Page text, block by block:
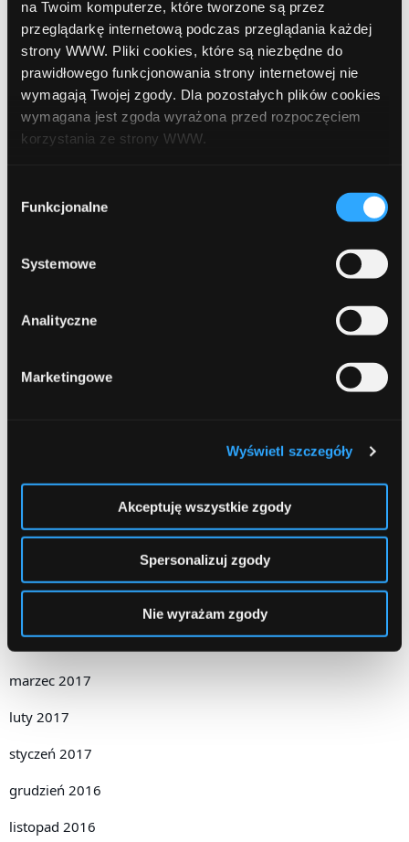
na Twoim komputerze, które tworzone są przez
przeglądarkę internetową podczas przeglądania każdej
strony WWW. Pliki cookies, które są niezbędne do
prawidłowego funkcjonowania strony internetowej nie
wymagają Twojej zgody. Dla pozostałych plików cookies
wymagana jest zgoda wyrażona przed rozpoczęciem
korzystania ze strony WWW.
formy korzystania z plików cookies. Więcej:
Polityka
zgody
Funkcjonalne
Systemowe
Analityczne
Marketingowe
Wyświetl szczegóły
Akceptuję wszystkie zgody
Spersonalizuj zgody
Nie wyrażam zgody
maj 2019
kwiecień 2019
grudzień 2018
listopad 2018
wrzesień 2018
lipiec 2018
czerwiec 2018
luty 2018
sierpień 2017
kwiecień 2017
marzec 2017
luty 2017
styczeń 2017
grudzień 2016
listopad 2016